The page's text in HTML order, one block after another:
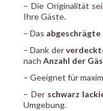
– Die Originalität
Ihre Gäste.
– Das
– Dank der
nachAnzahl der
– Geeignet für
– Der schwarz
Umgebung.